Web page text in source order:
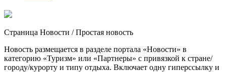
Страница Новости / Простая новость
Новость размещается в разделе портала «Новости» в
категорию «Туризм» или «Партнеры» с привязкой к стране/
городу/курорту и типу отдыха. Включает одну гиперссылку и